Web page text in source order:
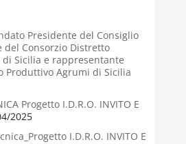
Presidente del Consiglio
del Consorzio Distretto
Sicilia e rappresentante
Produttivo Agrumi di Sicilia
Progetto I.D.R.O. INVITO E
2025
I.D.R.O. INVITO E